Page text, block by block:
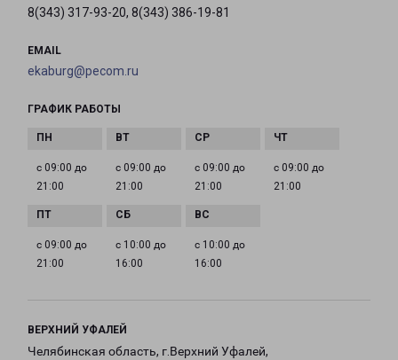
8(343) 317-93-20, 8(343) 386-19-81
EMAIL
ekaburg@pecom.ru
ГРАФИК РАБОТЫ
с 09:00 до
21:00
с 09:00 до
21:00
с 09:00 до
21:00
с 09:00 до
21:00
с 09:00 до
21:00
с 10:00 до
16:00
с 10:00 до
16:00
ВЕРХНИЙ УФАЛЕЙ
Челябинская область, г.Верхний Уфалей,